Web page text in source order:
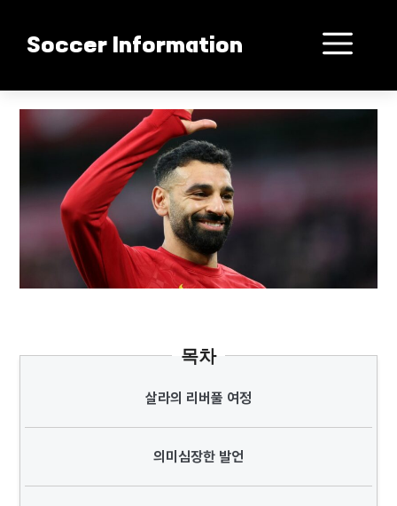
Soccer Information
메
뉴
목차
살라의 리버풀 여정
의미심장한 발언